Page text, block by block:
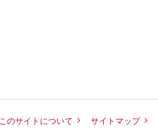
このサイトについて サイトマップ